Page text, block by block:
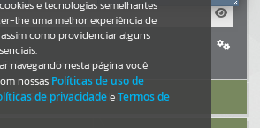
Por favor, aguarde...
Por favor, aguarde...
Cadastre-se|Recuperar Senha
ACESSAR SEM LOGIN
e tecnologias semelhantes
lhe uma melhor experiência de
como providenciar alguns
navegando nesta página você
nossas Políticas de uso de
de privacidadeeTermos de